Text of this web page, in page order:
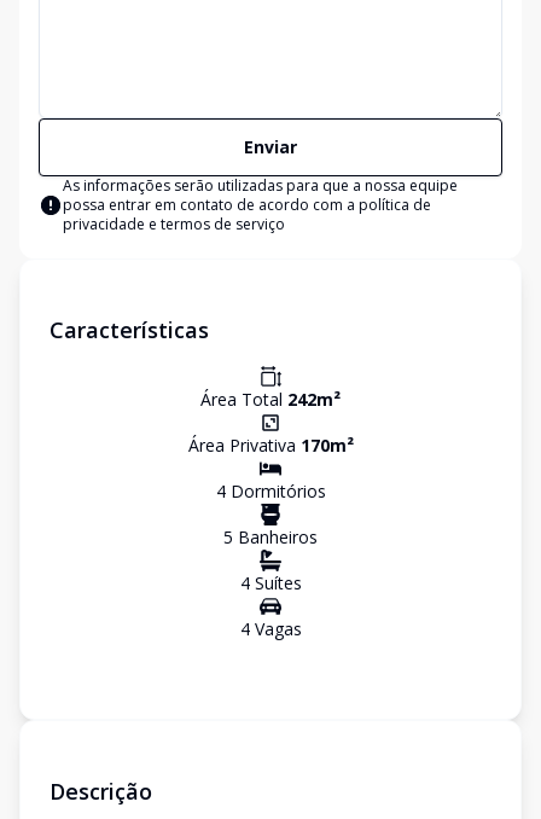
Enviar
As informações serão utilizadas para que a nossa equipe
possa entrar em contato de acordo com a política de
privacidade e termos de serviço
Características
Área Total 242m²
Área Privativa 170m²
4Dormitórios
5 Banheiros
4Suítes
4Vagas
Descrição